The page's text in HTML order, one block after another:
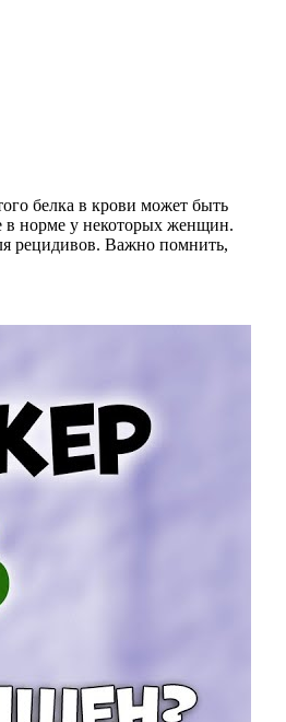
белка в крови может быть
в норме у некоторых женщин.
рецидивов. Важно помнить,